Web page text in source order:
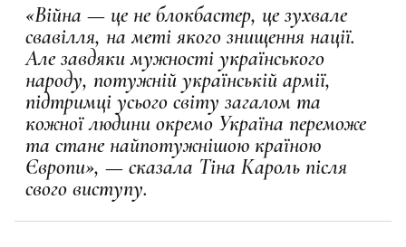
«Війна — це не блокбастер, це зухвале
свавілля, на меті якого знищення нації.
Але завдяки мужності українського
народу, потужній українській армії,
підтримці усього світу загалом та
кожної людини окремо Україна переможе
та стане найпотужнішою країною
Європи», — сказала Тіна Кароль після
свого виступу.